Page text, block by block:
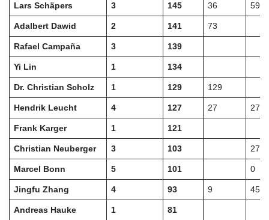
Lars Schäpers 3 145 36 59
Adalbert Dawid 2 141 73
Rafael Campaña 3 139
Yi Lin 1 134
Dr. Christian Scholz 1 129 129
Hendrik Leucht 4 127 27 27
Frank Karger 1 121
Christian Neuberger 3 103 27
Marcel Bonn 5 101 0
Jingfu Zhang 4 93 9 45
Andreas Hauke 1 81